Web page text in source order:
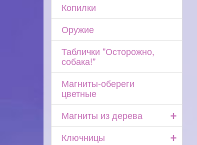
Копилки
Оружие
Таблички "Осторожно,
собака!"
Магниты-обереги
цветные
+
Магниты из дерева
+
Ключницы